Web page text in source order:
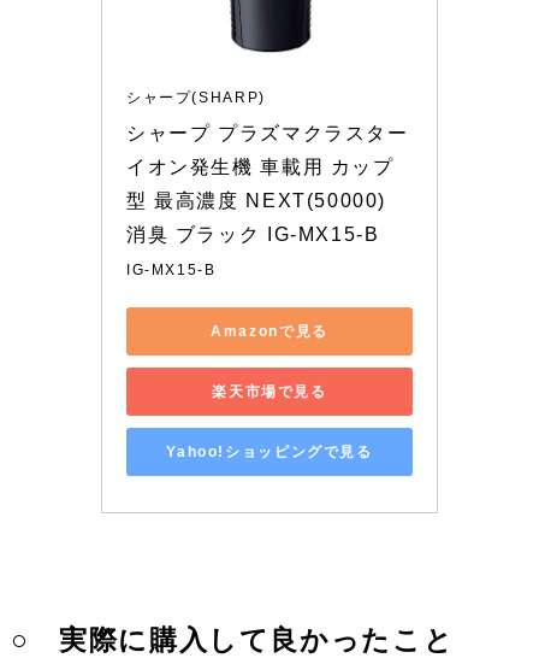
シャープ(SHARP)
シャープ プラズマクラスター
イオン発生機 車載用 カップ
型 最高濃度 NEXT(50000)
消臭 ブラック IG-MX15-B
IG-MX15-B
Amazonで見る
楽天市場で見る
Yahoo!ショッピングで見る
○ 実際に購入して良かったこと